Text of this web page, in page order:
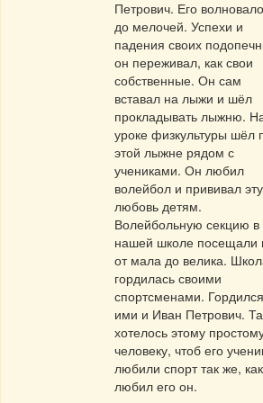
Петрович. Его
до мелочей. Успехи и
падения своих
он переживал, как свои
собственные. Он сам
вставал на лыжи и шёл
прокладывать лыжню.
уроке физкультуры шёл
этой лыжне рядом с
учениками. Он любил
волейбол и прививал эту
любовь детям.
Волейбольную секцию в
нашей школе посещали
от мала до велика.
гордилась своими
спортсменами. Гордился
ими и Иван Петрович.
хотелось этому
человеку, чтоб его
любили спорт так же, как
любил его он.